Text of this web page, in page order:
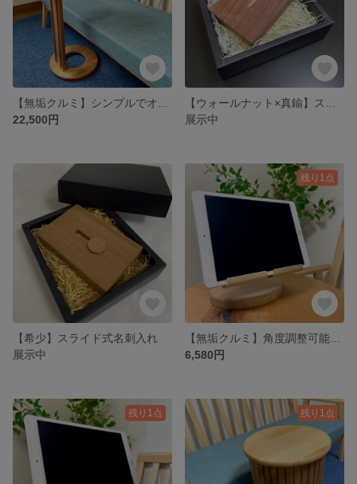
22,500円
展示中
【希少】スライド式名刺入れ
展示中
残り1点
6,580円
残り1点 残り1点